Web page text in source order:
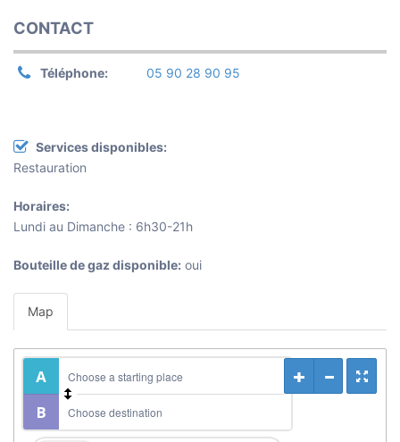
CONTACT
Téléphone: 05 90 28 90 95
Services disponibles:
Restauration
Horaires:
Lundi au Dimanche : 6h30-21h
Bouteille de gaz disponible: oui
Map